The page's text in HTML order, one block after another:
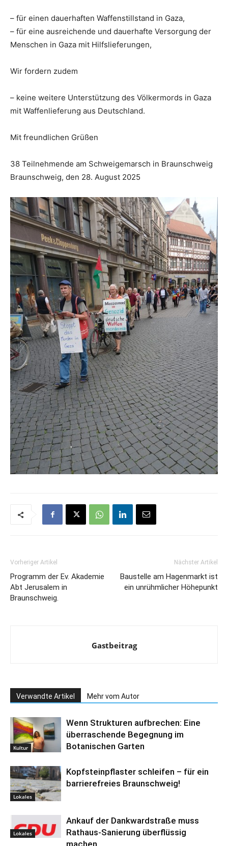
– für einen dauerhaften Waffenstillstand in Gaza,
– für eine ausreichende und dauerhafte Versorgung der
Menschen in Gaza mit Hilfslieferungen,
Wir fordern zudem
– keine weitere Unterstützung des Völkermords in Gaza
mit Waffenlieferung aus Deutschland.
Mit freundlichen Grüßen
38 Teilnehmende am Schweigemarsch in Braunschweig
Braunschweig, den 28. August 2025
Vorheriger Artikel
Programm der Ev. Akademie
Abt Jerusalem in
Braunschweig.
Nächster Artikel
Baustelle am Hagenmarkt ist
ein unrühmlicher Höhepunkt
Gastbeitrag
Verwandte Artikel Mehr vom Autor
Kultur
Wenn Strukturen aufbrechen: Eine
überraschende Begegnung im
Botanischen Garten
Lokales
Kopfsteinpflaster schleifen – für ein
barrierefreies Braunschweig!
Lokales
Ankauf der Dankwardstraße muss
Rathaus-Sanierung überflüssig
machen